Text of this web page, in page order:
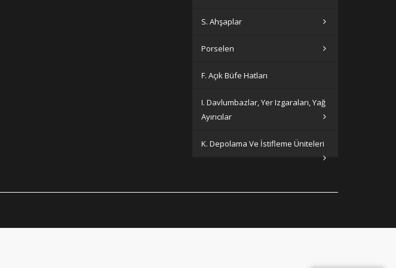
S. Ahşaplar
Porselen
F. Açık Büfe Hatları
I. Davlumbazlar, Yer Izgaraları, Yağ
Ayırıcılar
K. Depolama Ve İstifleme Üniteleri